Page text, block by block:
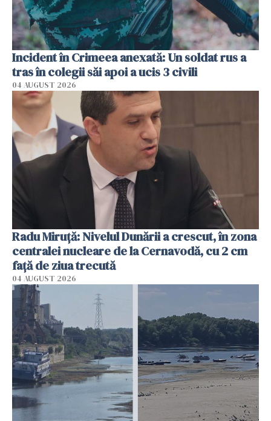
Incident în Crimeea anexată: Un soldat rus a
tras în colegii săi apoi a ucis 3 civili
04 AUGUST 2026
Radu Miruţă: Nivelul Dunării a crescut, în zona
centralei nucleare de la Cernavodă, cu 2 cm
faţă de ziua trecută
04 AUGUST 2026